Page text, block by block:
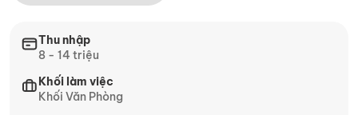
Thu nhập
8 - 14 triệu
Khối làm việc
Khối Văn Phòng